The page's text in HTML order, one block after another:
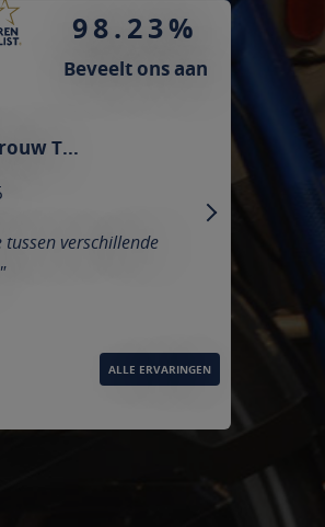
98.23%
Beveelt ons aan
Broeders
geholpen,
en goede service"
ALLE ERVARINGEN